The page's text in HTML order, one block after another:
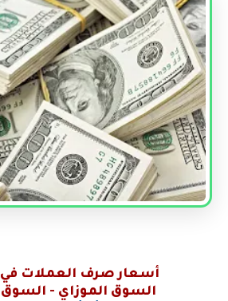
أسعار صرف العملات في
السوق الموزاي - السوق